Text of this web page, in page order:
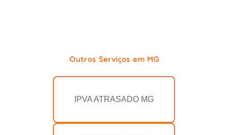
Outros Serviços em MG
IPVA ATRASADO MG